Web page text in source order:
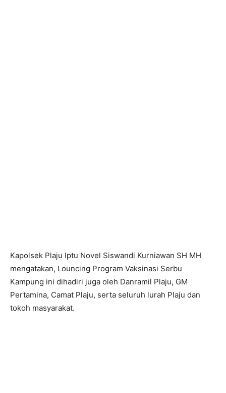
Kapolsek Plaju Iptu Novel Siswandi Kurniawan SH MH
mengatakan, Louncing Program Vaksinasi Serbu
Kampung ini dihadiri juga oleh Danramil Plaju, GM
Pertamina, Camat Plaju, serta seluruh lurah Plaju dan
tokoh masyarakat.